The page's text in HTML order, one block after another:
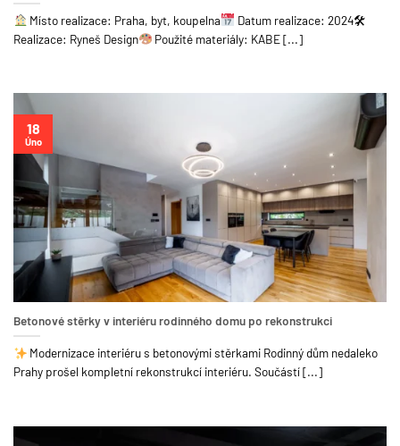
Místo realizace: Praha, byt, koupelna
Datum realizace: 2024🛠
Realizace: Ryneš Design
Použité materiály: KABE [...]
Betonové stěrky v interiéru rodinného domu po rekonstrukci
Modernizace interiéru s betonovými stěrkami Rodinný dům nedaleko
Prahy prošel kompletní rekonstrukcí interiéru. Součástí [...]
18
Úno